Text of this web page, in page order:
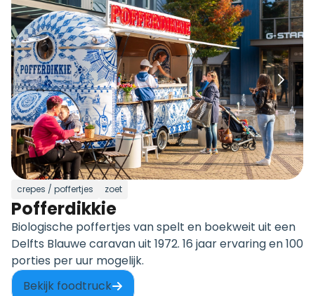
crepes / poffertjes zoet
Pofferdikkie
Biologische poffertjes van spelt en boekweit uit een
Delfts Blauwe caravan uit 1972. 16 jaar ervaring en 100
porties per uur mogelijk.
Bekijk foodtruck